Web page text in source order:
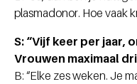
plasmadonor. Hoe vaak
S: “Vijf keer per jaar,
Vrouwen maximaal
B: “Elke zes weken. Je